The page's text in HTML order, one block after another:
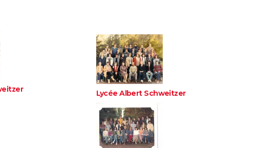
Lycée Albert Schweitzer